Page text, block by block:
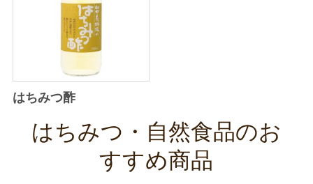
はちみつ酢
はちみつ・自然食品のお
すすめ商品